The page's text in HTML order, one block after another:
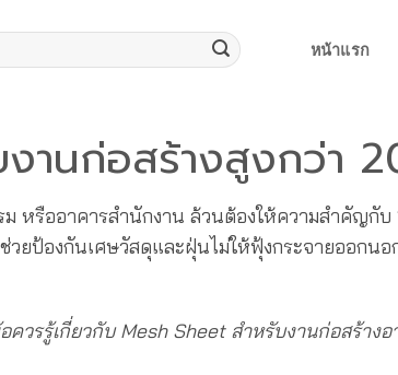
หน้าแรก
งานก่อสร้างสูงกว่า
ม หรืออาคารสำนักงาน ล้วนต้องให้ความสำคัญ
วยป้องกันเศษวัสดุและฝุ่นไม่ให้ฟุ้งกระจายออกน
อควรรู้เกี่ยวกับ Mesh Sheet สำหรับงานก่อสร้าง